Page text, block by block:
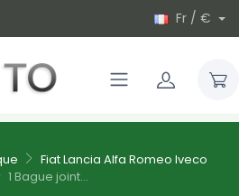
Fr / €
Fiat Lancia Alfa Romeo Iveco
1 Bague joint...